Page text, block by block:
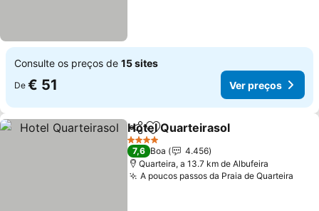
Consulte os preços de 15 sites
De € 51 Ver preços
PartilharAdicionar aos favoritos
Hotel Quarteirasol
4 Estrelas
7,6 Boa
4.456
Quarteira, a 13.7 km de Albufeira
A poucos passos da Praia de Quarteira